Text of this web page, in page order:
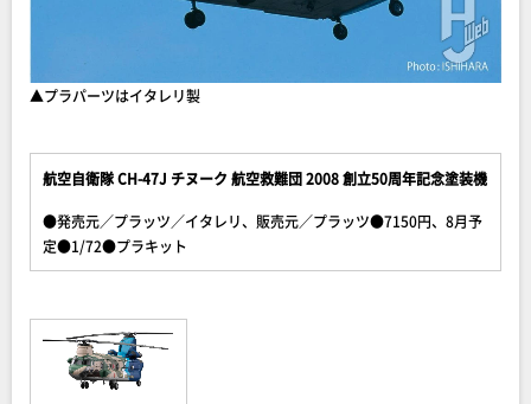
▲プラパーツはイタレリ製
航空自衛隊 CH-47J チヌーク 航空救難団 2008 創立50周年記念塗装機
●発売元／プラッツ／イタレリ、販売元／プラッツ●7150円、8月予
定●1/72●プラキット